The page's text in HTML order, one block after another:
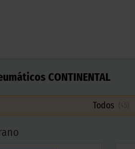
CONTINENTAL
Todos